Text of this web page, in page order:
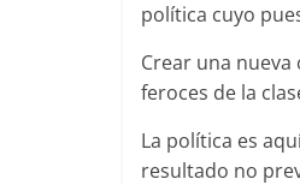
política cuyo
Crear una
feroces de la
La política es
resultado no